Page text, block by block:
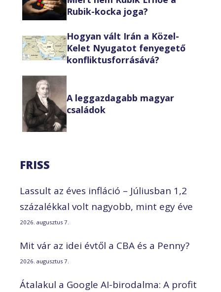
Rubik-kocka joga?
Hogyan vált Irán a Közel-
Kelet Nyugatot fenyegető
konfliktusforrásává?
A leggazdagabb magyar
családok
FRISS
Lassult az éves infláció – Júliusban 1,2
százalékkal volt nagyobb, mint egy éve
2026. augusztus 7.
Mit vár az idei évtől a CBA és a Penny?
2026. augusztus 7.
Átalakul a Google AI-birodalma: A profit